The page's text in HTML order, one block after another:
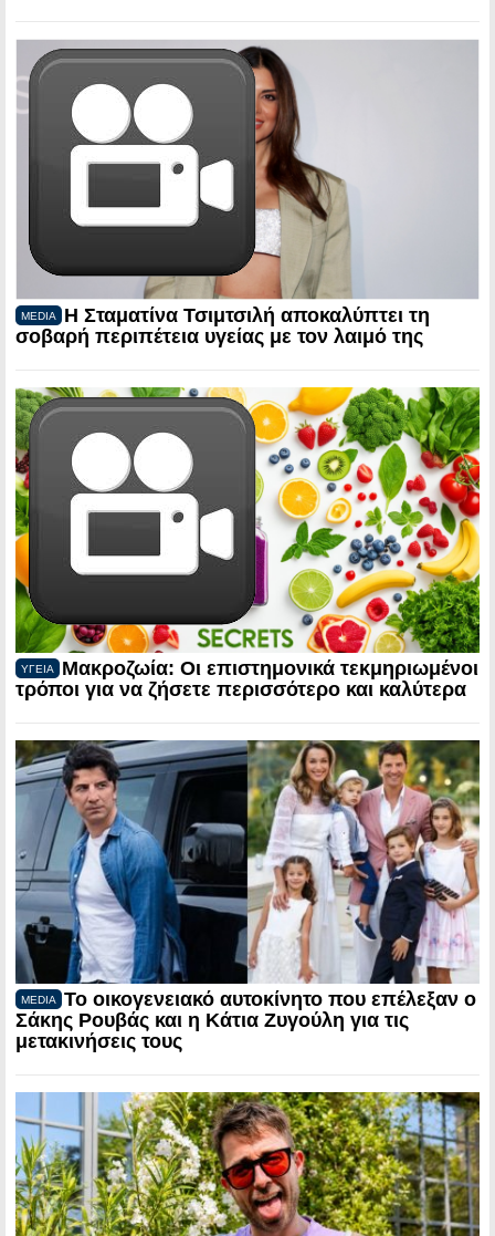
MEDIA
Η Σταματίνα Τσιμτσιλή αποκαλύπτει τη
σοβαρή περιπέτεια υγείας με τον λαιμό της
ΥΓΕΙΑ
Μακροζωία: Οι επιστημονικά τεκμηριωμένοι
τρόποι για να ζήσετε περισσότερο και καλύτερα
MEDIA
Το οικογενειακό αυτοκίνητο που επέλεξαν ο
Σάκης Ρουβάς και η Κάτια Ζυγούλη για τις
μετακινήσεις τους